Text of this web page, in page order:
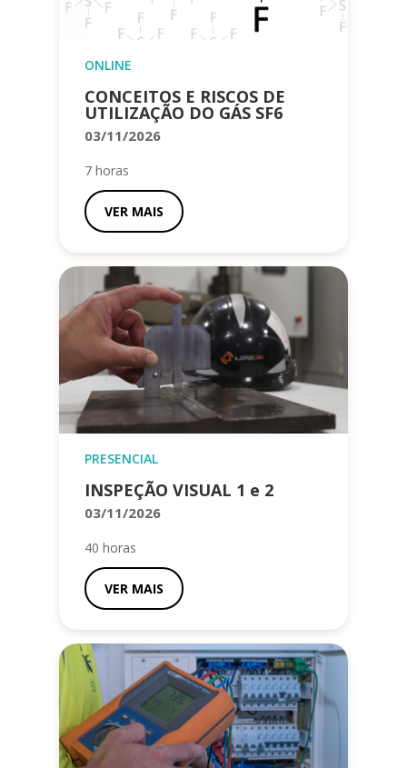
ONLINE
CONCEITOS E RISCOS DE
UTILIZAÇÃO DO GÁS SF6
03/11/2026
7 horas
VER MAIS
PRESENCIAL
INSPEÇÃO VISUAL 1 e 2
03/11/2026
40 horas
VER MAIS